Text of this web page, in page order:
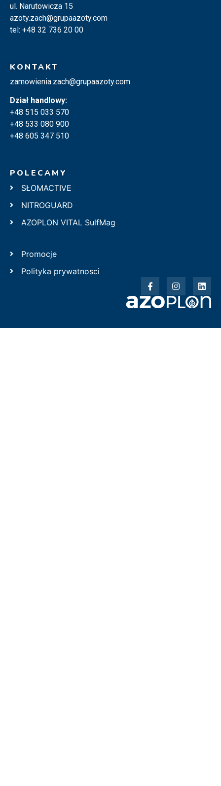
ul. Narutowicza 15
azoty.zach@grupaazoty.com
tel: +48 32 736 20 00
KONTAKT
zamowienia.zach@grupaazoty.com
Dział handlowy:
+48 515 033 570
+48 533 080 900
+48 605 347 510
POLECAMY
SŁOMACTIVE
NITROGUARD
AZOPLON VITAL SulfMag
Promocje
Polityka prywatnosci